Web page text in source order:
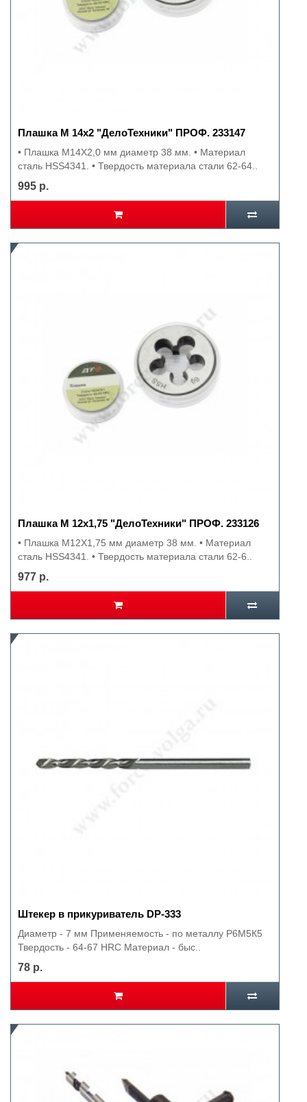
Плашка М 14х2 "ДелоТехники" ПРОФ. 233147
• Плашка М14Х2,0 мм диаметр 38 мм. • Материал
сталь HSS4341. • Твердость материала стали 62-64..
995 р.
Плашка М 12х1,75 "ДелоТехники" ПРОФ. 233126
• Плашка М12Х1,75 мм диаметр 38 мм. • Материал
сталь HSS4341. • Твердость материала стали 62-6..
977 р.
Штекер в прикуриватель DP-333
Диаметр - 7 мм Применяемость - по металлу Р6М5К5
Твердость - 64-67 HRC Материал - быс..
78 р.